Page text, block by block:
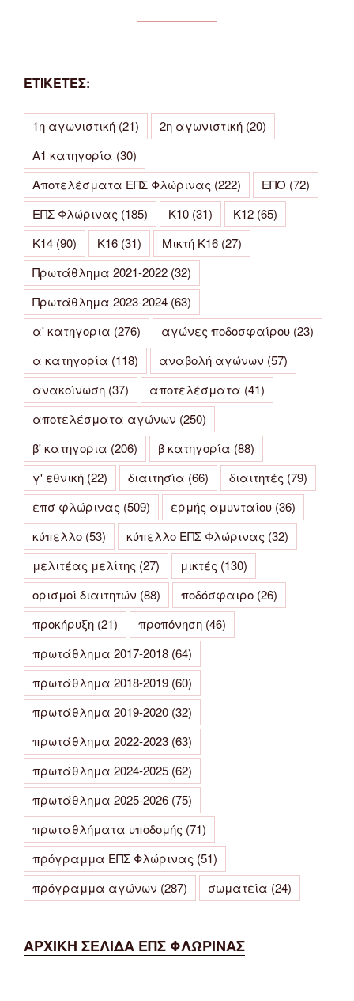
ΕΤΙΚΕΤΕΣ:
1η αγωνιστική (21) 2η αγωνιστική (20)
Α1 κατηγορία (30)
Αποτελέσματα ΕΠΣ Φλώρινας (222) ΕΠΟ (72)
ΕΠΣ Φλώρινας (185) Κ10 (31) Κ12 (65)
Κ14 (90) Κ16 (31) Μικτή Κ16 (27)
Πρωτάθλημα 2021-2022 (32)
Πρωτάθλημα 2023-2024 (63)
α' κατηγορια (276) αγώνες ποδοσφαίρου (23)
α κατηγορία (118) αναβολή αγώνων (57)
ανακοίνωση (37) αποτελέσματα (41)
αποτελέσματα αγώνων (250)
β' κατηγορια (206) β κατηγορία (88)
γ' εθνική (22) διαιτησία (66) διαιτητές (79)
επσ φλώρινας (509) ερμής αμυνταίου (36)
κύπελλο (53) κύπελλο ΕΠΣ Φλώρινας (32)
μελιτέας μελίτης (27) μικτές (130)
ορισμοί διαιτητών (88) ποδόσφαιρο (26)
προκήρυξη (21) προπόνηση (46)
πρωτάθλημα 2017-2018 (64)
πρωτάθλημα 2018-2019 (60)
πρωτάθλημα 2019-2020 (32)
πρωτάθλημα 2022-2023 (63)
πρωτάθλημα 2024-2025 (62)
πρωτάθλημα 2025-2026 (75)
πρωταθλήματα υποδομής (71)
πρόγραμμα ΕΠΣ Φλώρινας (51)
πρόγραμμα αγώνων (287) σωματεία (24)
ΑΡΧΙΚΗ ΣΕΛΙΔΑ ΕΠΣ ΦΛΩΡΙΝΑΣ